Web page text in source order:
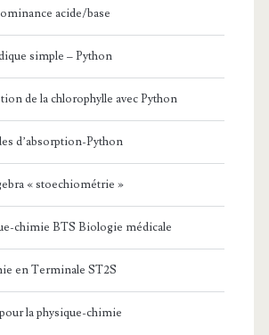
acide/base
simple – Python
de la chlorophylle avec Python
d’absorption-Python
« stoechiométrie »
chimie BTS Biologie médicale
en Terminale ST2S
la physique-chimie